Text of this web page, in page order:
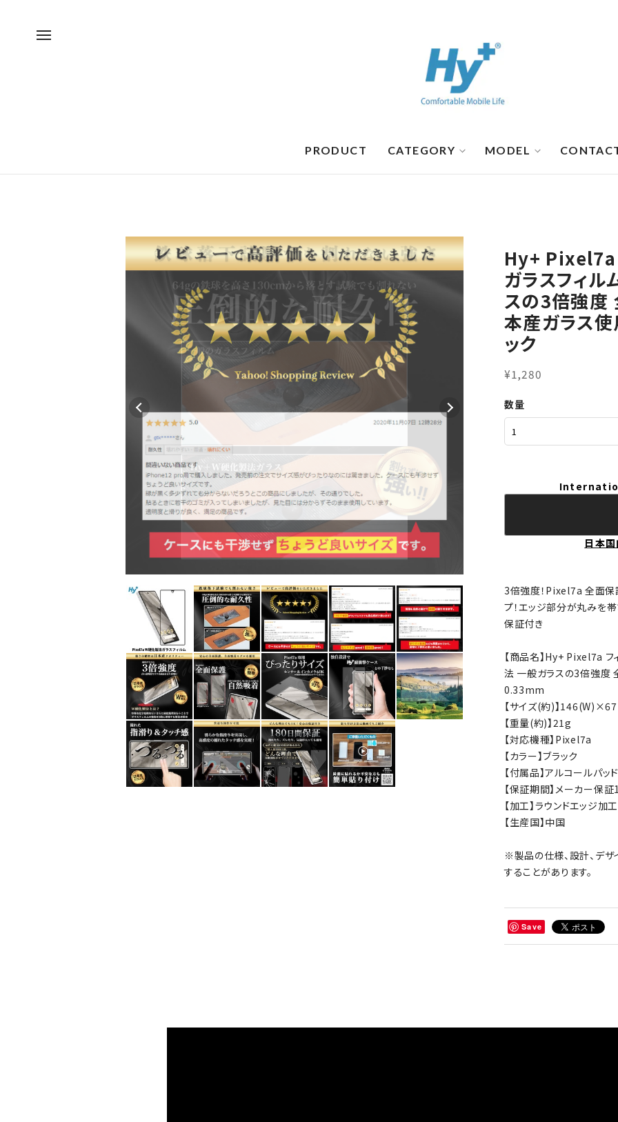
PRODUCT CATEGORY MODEL
Hy+ Pixel7a
ガラスフィ
スの3倍強度
本産ガラス
ック
¥1,280
数量
日本
3倍強度！Pixel7a 全面保
プ！エッジ部分が丸みを
保証付き
【商品名】Hy+ Pixel7a
法 一般ガラスの3倍強度
0.33mm
【サイズ(約)】
【重量(約)】21g
【対応機種】Pixel7a
【カラー】ブラック
【付属品】アルコールパッ
【保証期間】メーカー保
【加工】ラウンドエッジ加
【生産国】中国
※製品の仕様、設計、デ
することがあります。
Save